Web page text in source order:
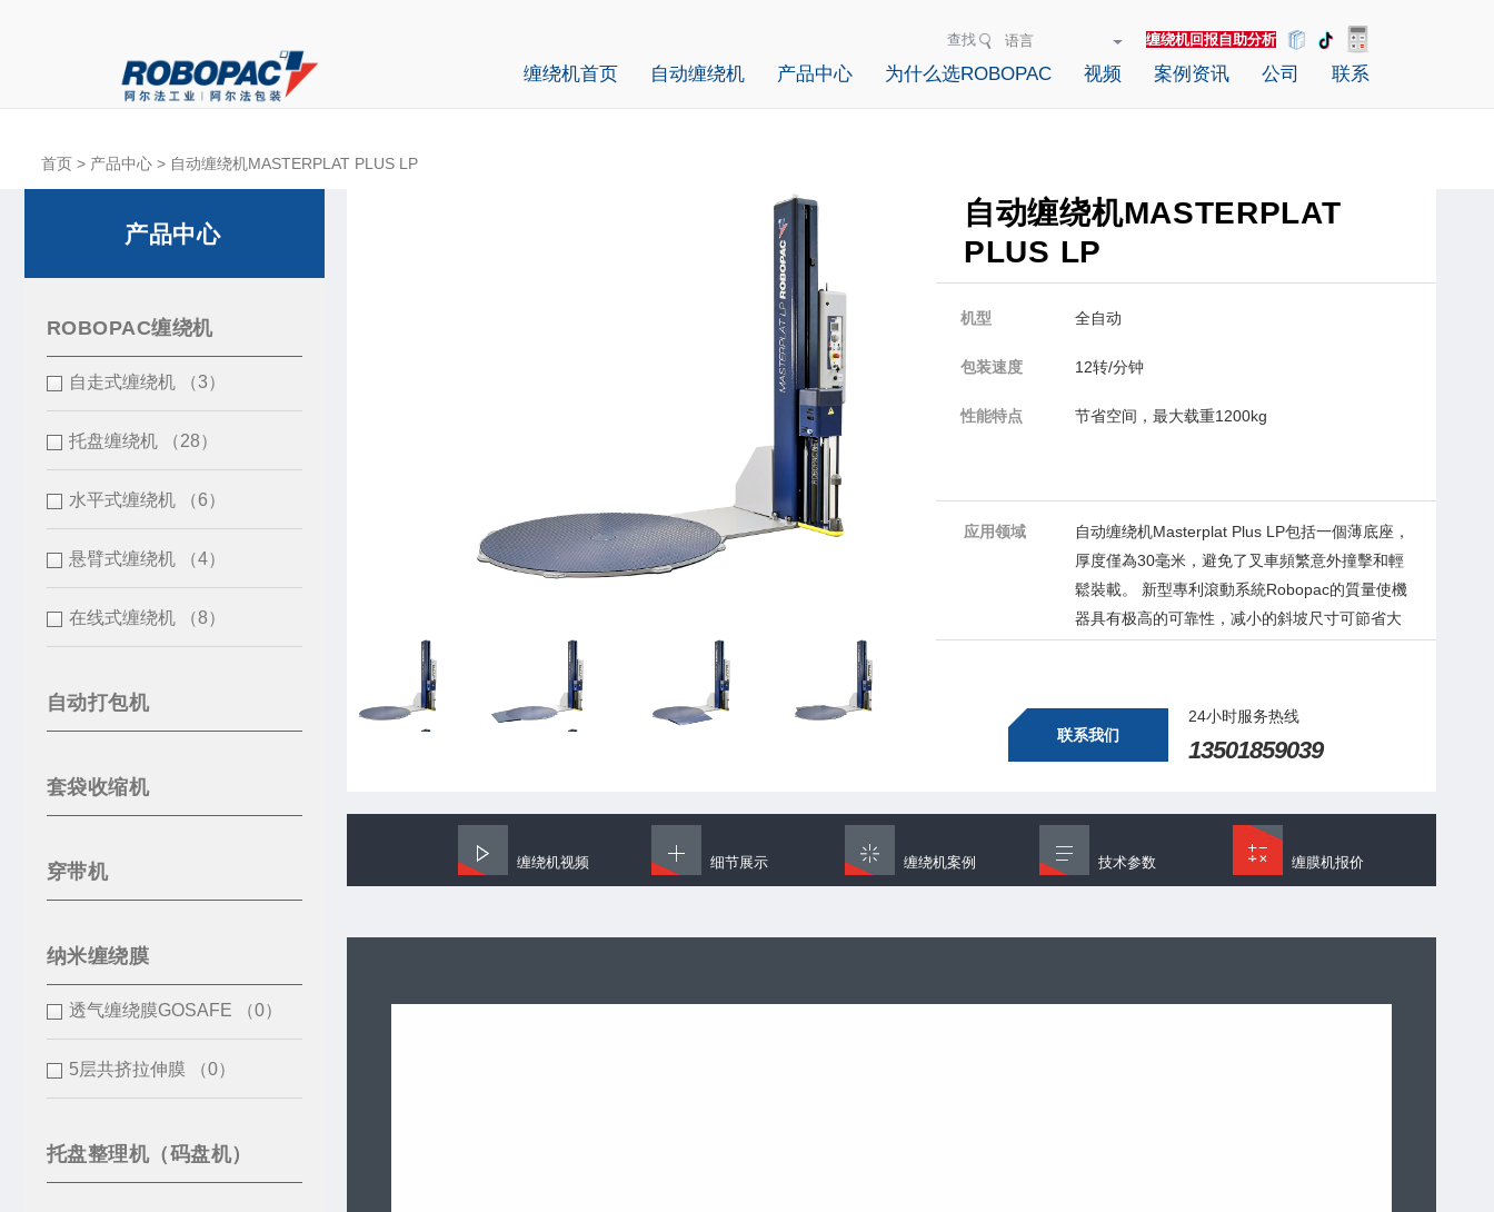
查找 缠绕机回报自助分析
缠绕机首页 自动缠绕机 产品中心 为什么选ROBOPAC 视频 案例资讯 公司 联系
首页 > 产品中心 > 自动缠绕机MASTERPLAT PLUS LP
产品中心
ROBOPAC缠绕机
自走式缠绕机 （3）
托盘缠绕机 （28）
水平式缠绕机 （6）
悬臂式缠绕机 （4）
在线式缠绕机 （8）
自动打包机
套袋收缩机
穿带机
纳米缠绕膜
透气缠绕膜GOSAFE （0）
5层共挤拉伸膜 （0）
托盘整理机（码盘机）
自动缠绕机MASTERPLAT
PLUS LP
机型 全自动
包装速度 12转/分钟
性能特点 节省空间，最大载重1200kg
应用领域
自动缠绕机Masterplat Plus LP包括一個薄底座，
厚度僅為30毫米，避免了叉車頻繁意外撞擊和輕
鬆裝載。 新型專利滾動系統Robopac的質量使機
器具有极高的可靠性，减小的斜坡尺寸可節省大
量空間。
联系我们
24小时服务热线
13501859039
缠绕机视频 细节展示 缠绕机案例 技术参数 缠膜机报价